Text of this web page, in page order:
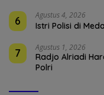
6 Agustus 4, 2026
Istri Polisi di
7 Agustus 1, 2026
Radjo Alriadi
Polri